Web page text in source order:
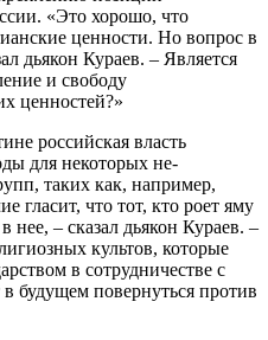
«Это хорошо, что
ценности. Но вопрос в
дьякон Кураев. – Является
и свободу
ценностей?»
российская власть
для некоторых не-
таких как, например,
гласит, что тот, кто роет яму
нее, – сказал дьякон Кураев. –
культов, которые
в сотрудничестве с
будущем повернуться против